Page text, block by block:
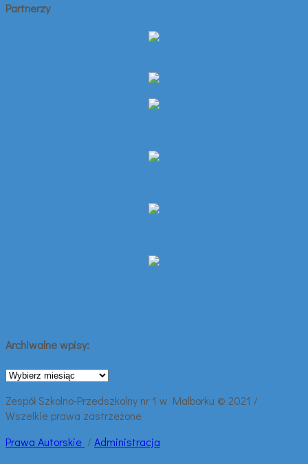
Partnerzy
Archiwalne wpisy:
Archiwalne
Zespół Szkolno-Przedszkolny nr 1 w Malborku © 2021 /
Wszelkie prawa zastrzeżone
Prawa Autorskie /Administracja